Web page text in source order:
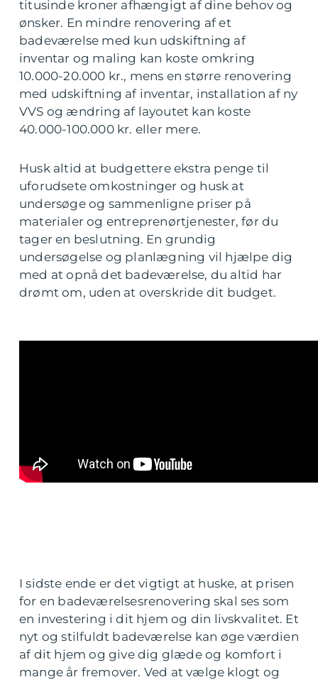
titusinde kroner afhængigt af dine behov og
ønsker. En mindre renovering af et
badeværelse med kun udskiftning af
inventar og maling kan koste omkring
10.000-20.000 kr., mens en større renovering
med udskiftning af inventar, installation af ny
VVS og ændring af layoutet kan koste
40.000-100.000 kr. eller mere.
Husk altid at budgettere ekstra penge til
uforudsete omkostninger og husk at
undersøge og sammenligne priser på
materialer og entreprenørtjenester, før du
tager en beslutning. En grundig
undersøgelse og planlægning vil hjælpe dig
med at opnå det badeværelse, du altid har
drømt om, uden at overskride dit budget.
I sidste ende er det vigtigt at huske, at prisen
for en badeværelsesrenovering skal ses som
en investering i dit hjem og din livskvalitet. Et
nyt og stilfuldt badeværelse kan øge værdien
af dit hjem og give dig glæde og komfort i
mange år fremover. Ved at vælge klogt og